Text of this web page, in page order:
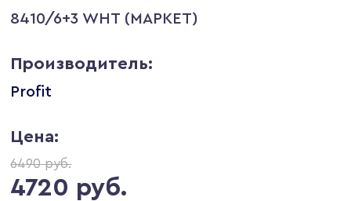
8410/6+3 WHT (МАРКЕТ)
Производитель:
Profit
Цена:
6490 руб.
4720 руб.